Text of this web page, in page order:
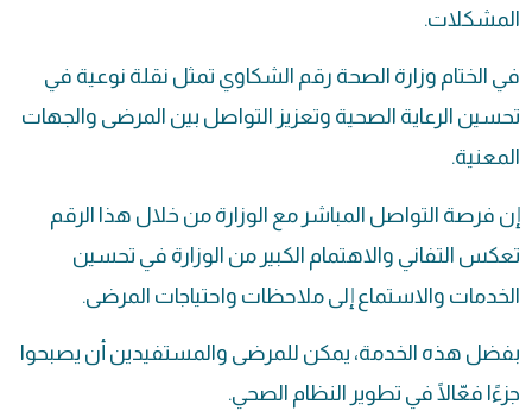
المشكلات.
في الختام وزارة الصحة رقم الشكاوي تمثل نقلة نوعية في
تحسين الرعاية الصحية وتعزيز التواصل بين المرضى والجهات
المعنية.
إن فرصة التواصل المباشر مع الوزارة من خلال هذا الرقم
تعكس التفاني والاهتمام الكبير من الوزارة في تحسين
الخدمات والاستماع إلى ملاحظات واحتياجات المرضى.
بفضل هذه الخدمة، يمكن للمرضى والمستفيدين أن يصبحوا
جزءًا فعّالًا في تطوير النظام الصحي.